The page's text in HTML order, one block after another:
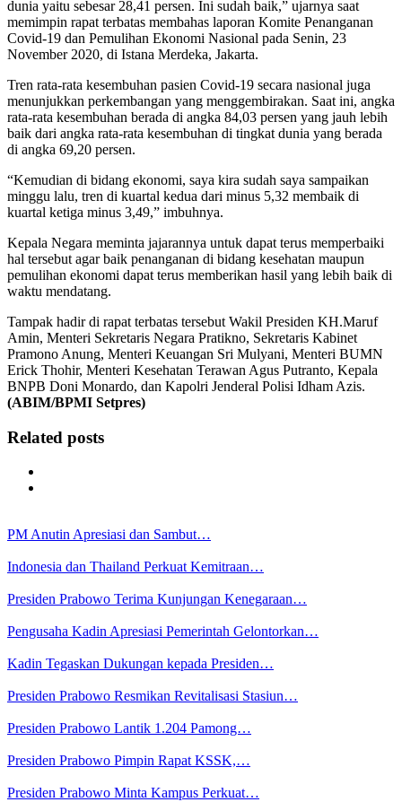
dunia yaitu sebesar 28,41 persen. Ini sudah baik,” ujarnya saat
memimpin rapat terbatas membahas laporan Komite Penanganan
Covid-19 dan Pemulihan Ekonomi Nasional pada Senin, 23
November 2020, di Istana Merdeka, Jakarta.
Tren rata-rata kesembuhan pasien Covid-19 secara nasional juga
menunjukkan perkembangan yang menggembirakan. Saat ini, angka
rata-rata kesembuhan berada di angka 84,03 persen yang jauh lebih
baik dari angka rata-rata kesembuhan di tingkat dunia yang berada
di angka 69,20 persen.
“Kemudian di bidang ekonomi, saya kira sudah saya sampaikan
minggu lalu, tren di kuartal kedua dari minus 5,32 membaik di
kuartal ketiga minus 3,49,” imbuhnya.
Kepala Negara meminta jajarannya untuk dapat terus memperbaiki
hal tersebut agar baik penanganan di bidang kesehatan maupun
pemulihan ekonomi dapat terus memberikan hasil yang lebih baik di
waktu mendatang.
Tampak hadir di rapat terbatas tersebut Wakil Presiden KH.Maruf
Amin, Menteri Sekretaris Negara Pratikno, Sekretaris Kabinet
Pramono Anung, Menteri Keuangan Sri Mulyani, Menteri BUMN
Erick Thohir, Menteri Kesehatan Terawan Agus Putranto, Kepala
BNPB Doni Monardo, dan Kapolri Jenderal Polisi Idham Azis.
(ABIM/BPMI Setpres)
Related posts
PM Anutin Apresiasi dan Sambut…
Indonesia dan Thailand Perkuat Kemitraan…
Presiden Prabowo Terima Kunjungan Kenegaraan…
Pengusaha Kadin Apresiasi Pemerintah Gelontorkan…
Kadin Tegaskan Dukungan kepada Presiden…
Presiden Prabowo Resmikan Revitalisasi Stasiun…
Presiden Prabowo Lantik 1.204 Pamong…
Presiden Prabowo Pimpin Rapat KSSK,…
Presiden Prabowo Minta Kampus Perkuat…